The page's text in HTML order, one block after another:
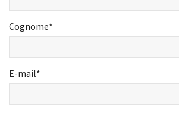
Cognome*
E-mail*